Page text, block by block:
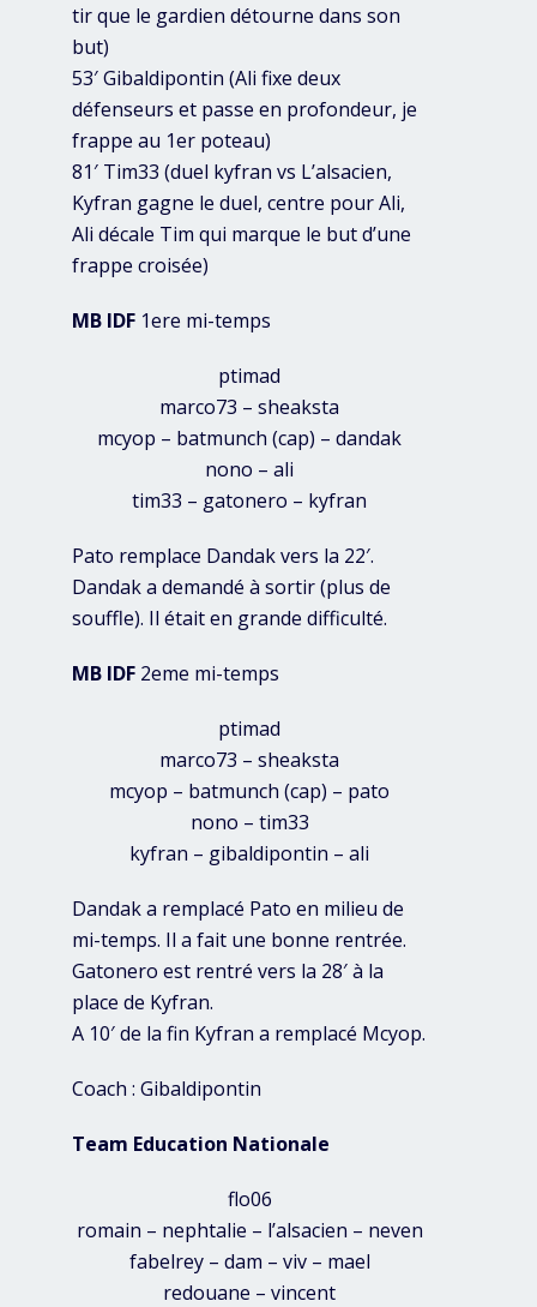
tir que le gardien détourne dans son
but)
53′ Gibaldipontin (Ali fixe deux
défenseurs et passe en profondeur, je
frappe au 1er poteau)
81′ Tim33 (duel kyfran vs L’alsacien,
Kyfran gagne le duel, centre pour Ali,
Ali décale Tim qui marque le but d’une
frappe croisée)
MB IDF 1ere mi-temps
ptimad
marco73 – sheaksta
mcyop – batmunch (cap) – dandak
nono – ali
tim33 – gatonero – kyfran
Pato remplace Dandak vers la 22′.
Dandak a demandé à sortir (plus de
souffle). Il était en grande difficulté.
MB IDF 2eme mi-temps
ptimad
marco73 – sheaksta
mcyop – batmunch (cap) – pato
nono – tim33
kyfran – gibaldipontin – ali
Dandak a remplacé Pato en milieu de
mi-temps. Il a fait une bonne rentrée.
Gatonero est rentré vers la 28′ à la
place de Kyfran.
A 10′ de la fin Kyfran a remplacé Mcyop.
Coach : Gibaldipontin
Team Education Nationale
flo06
romain – nephtalie – l’alsacien – neven
fabelrey – dam – viv – mael
redouane – vincent